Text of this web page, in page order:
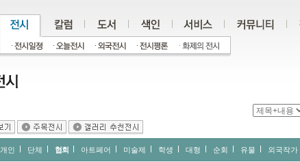
개인 단체 협회 아트페어 미술제 학생 대형 순회 유물 외국작가